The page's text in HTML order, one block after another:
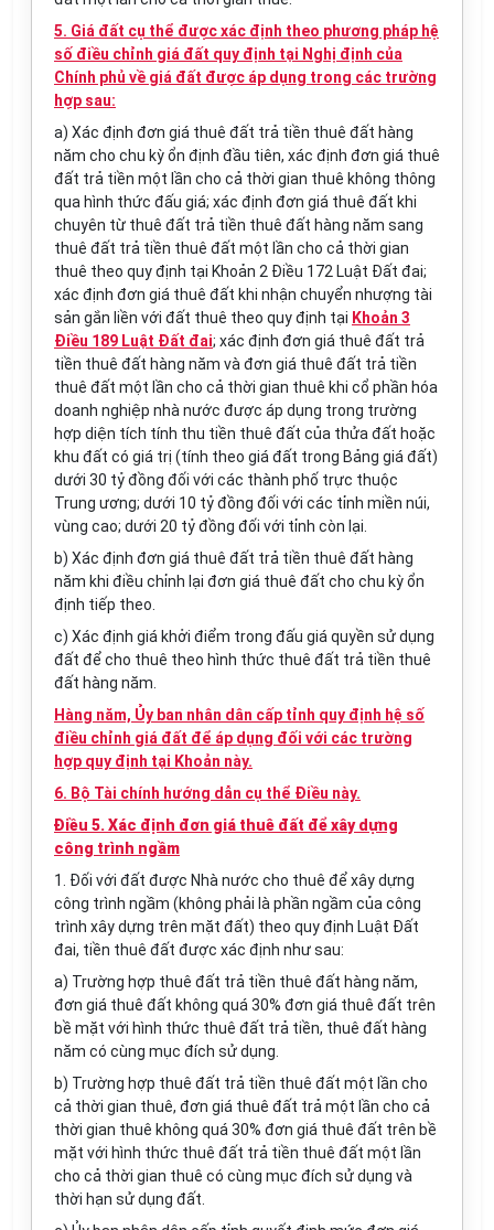
5. Giá đất cụ thể được xác định theo phương pháp hệ
số điều chỉnh giá đất quy định tại Nghị định của
Chính phủ về giá đất được áp dụng trong các trường
hợp sau:
a) Xác định đơn giá thuê đất trả tiền thuê đất hàng
năm cho chu kỳ ổn định đầu tiên, xác định đơn giá thuê
đất trả tiền một lần cho cả thời gian thuê không thông
qua hình thức đấu giá; xác định đơn giá thuê đất khi
chuyên từ thuê đất trả tiền thuê đất hàng năm sang
thuê đất trả tiền thuê đất một lần cho cả thời gian
thuê theo quy định tại Khoản 2 Điều 172 Luật Đất đai;
xác định đơn giá thuê đất khi nhận chuyển nhượng tài
sản gắn liền với đất thuê theo quy định tại Khoản 3
Điều 189 Luật Đất đai; xác định đơn giá thuê đất trả
tiền thuê đất hàng năm và đơn giá thuê đất trả tiền
thuê đất một lần cho cả thời gian thuê khi cổ phần hóa
doanh nghiệp nhà nước được áp dụng trong trường
hợp diện tích tính thu tiền thuê đất của thửa đất hoặc
khu đất có giá trị (tính theo giá đất trong Bảng giá đất)
dưới 30 tỷ đồng đối với các thành phố trực thuộc
Trung ương; dưới 10 tỷ đồng đối với các tỉnh miền núi,
vùng cao; dưới 20 tỷ đồng đối với tỉnh còn lại.
b) Xác định đơn giá thuê đất trả tiền thuê đất hàng
năm khi điều chỉnh lại đơn giá thuê đất cho chu kỳ ổn
định tiếp theo.
c) Xác định giá khởi điểm trong đấu giá quyền sử dụng
đất để cho thuê theo hình thức thuê đất trả tiền thuê
đất hàng năm.
Hàng năm, Ủy ban nhân dân cấp tỉnh quy định hệ số
điều chỉnh giá đất để áp dụng đối với các trường
hợp quy định tại Khoản này.
6. Bộ Tài chính hướng dẫn cụ thể Điều này.
Điều 5. Xác định đơn giá thuê đất để xây dựng
công trình ngầm
1. Đối với đất được Nhà nước cho thuê để xây dựng
công trình ngầm (không phải là phần ngầm của công
trình xây dựng trên mặt đất) theo quy định Luật Đất
đai, tiền thuê đất được xác định như sau:
a) Trường hợp thuê đất trả tiền thuê đất hàng năm,
đơn giá thuê đất không quá 30% đơn giá thuê đất trên
bề mặt với hình thức thuê đất trả tiền, thuê đất hàng
năm có cùng mục đích sử dụng.
b) Trường hợp thuê đất trả tiền thuê đất một lần cho
cả thời gian thuê, đơn giá thuê đất trả một lần cho cả
thời gian thuê không quá 30% đơn giá thuê đất trên bề
mặt với hình thức thuê đất trả tiền thuê đất một lần
cho cả thời gian thuê có cùng mục đích sử dụng và
thời hạn sử dụng đất.